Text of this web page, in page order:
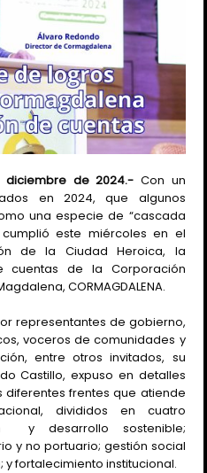
diciembre de 2024.- Con un
en 2024, que algunos
una especie de “cascada
este miércoles en el
de la Ciudad Heroica, la
cuentas de la Corporación
CORMAGDALENA.
representantes de gobierno,
voceros de comunidades y
entre otros invitados, su
Castillo, expuso en detalles
frentes que atiende
divididos en cuatro
y desarrollo sostenible;
y no portuario; gestión social
fortalecimiento institucional.